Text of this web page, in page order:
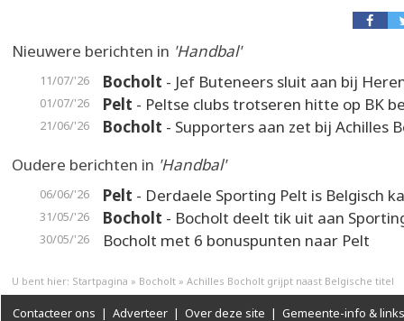
Nieuwere berichten in 'Handbal'
11/07/'26 Bocholt - Jef Buteneers sluit aan bij
01/07/'26 Pelt - Peltse clubs trotseren hitte op BK
21/06/'26 Bocholt - Supporters aan zet bij Achilles
Oudere berichten in 'Handbal'
06/06/'26 Pelt - Derdaele Sporting Pelt is Belgisch
31/05/'26 Bocholt - Bocholt deelt tik uit aan
30/05/'26 Bocholt met 6 bonuspunten naar Pelt
U bent hier: Startpagina » Bocholt » Achilles Bocholt grijpt naast Belgische titel
Contacteer ons | Adverteer | Over deze site | Gemeente-info & links